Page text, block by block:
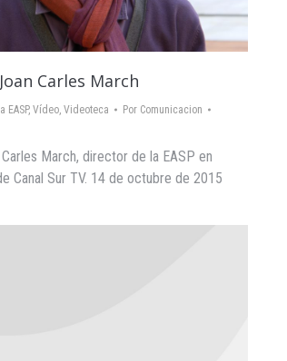
Carles March
EASP, Vídeo Videoteca Por Comunicacion
March, director de la EASP en
Canal Sur TV. 14 de octubre de 2015